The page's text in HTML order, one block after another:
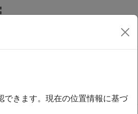
Target
できます。現在の位置情報に基づ